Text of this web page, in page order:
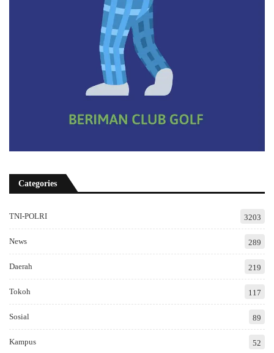
Categories
TNI-POLRI 3203
News 289
Daerah 219
Tokoh 117
Sosial 89
Kampus 52